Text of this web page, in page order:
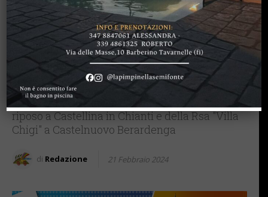
CHIANTI SENESE
Il Lions Club Chianti dona
quattro televisori all’Asp
“Centro Virginia Borgheri”
Saranno messi a disposizione della casa di
riposo a Castellina in Chianti e della Rsa "Villa
Chigi" a Castelnuovo Berardenga
di Redazione 21 Febbraio 2024